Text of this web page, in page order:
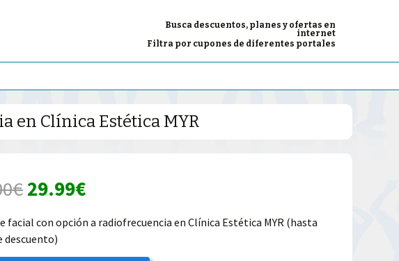
Busca descuentos, planes y ofertas en
internet
Filtra por cupones de diferentes portales
en Clínica Estética MYR
€El
precio
original
29.99€El
precio
facial con opción a radiofrecuencia en Clínica Estética MYR (hasta
descuento)